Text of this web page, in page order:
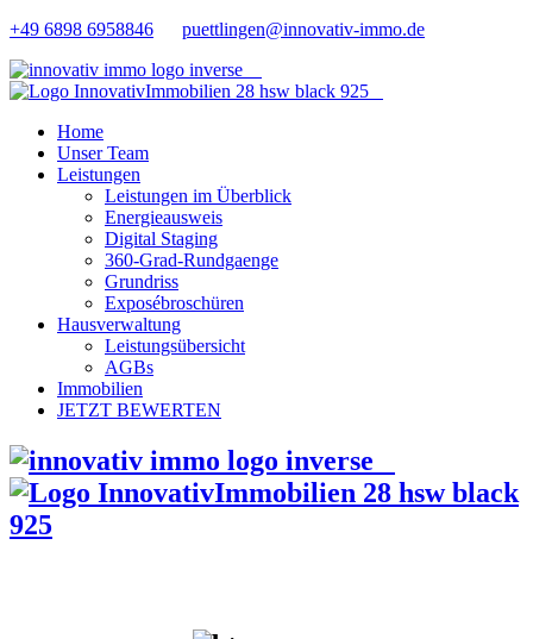
+49 6898 6958846 puettlingen@innovativ-immo.de
Home
Unser Team
Leistungen
Leistungen im Überblick
Energieausweis
Digital Staging
360-Grad-Rundgaenge
Grundriss
Exposébroschüren
Hausverwaltung
Leistungsübersicht
AGBs
Immobilien
JETZT BEWERTEN